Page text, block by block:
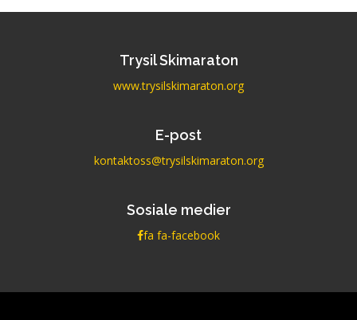
Trysil Skimaraton
www.trysilskimaraton.org
E-post
kontaktoss@trysilskimaraton.org
Sosiale medier
fa fa-facebook